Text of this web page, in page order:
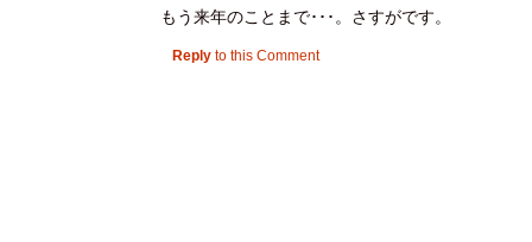
もう来年のことまで･･･。さすがです。
Reply to this Comment